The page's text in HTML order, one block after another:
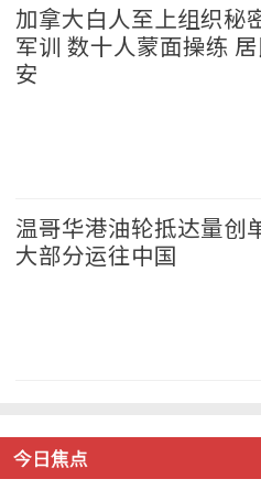
加拿大白人至上组织秘
军训 数十人蒙面操练
安
温哥华港油轮抵达量创
大部分运往中国
今日焦点